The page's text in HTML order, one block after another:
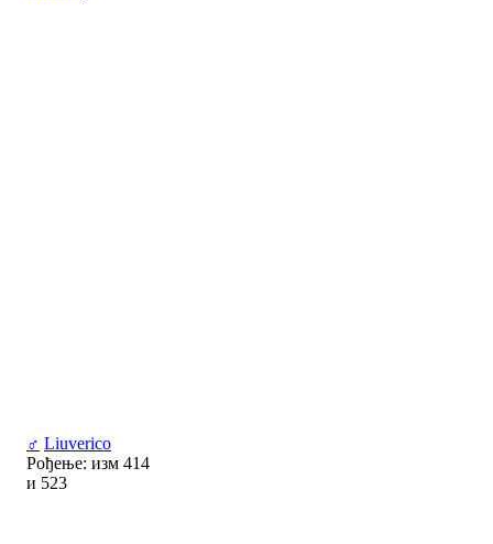
♂ Liuverico
Рођење: изм 414
и 523